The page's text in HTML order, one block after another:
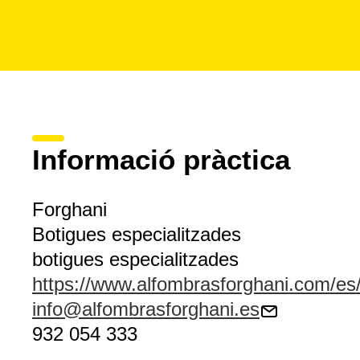
Informació pràctica
Forghani
Botigues especialitzades
botigues especialitzades
https://www.alfombrasforghani.com/
info@alfombrasforghani.es
932 054 333